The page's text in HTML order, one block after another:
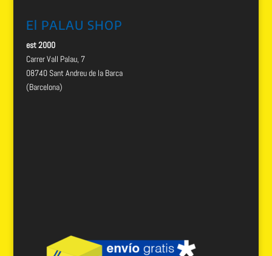
El PALAU SHOP
est 2000
Carrer Vall Palau, 7
08740 Sant Andreu de la Barca
(Barcelona)